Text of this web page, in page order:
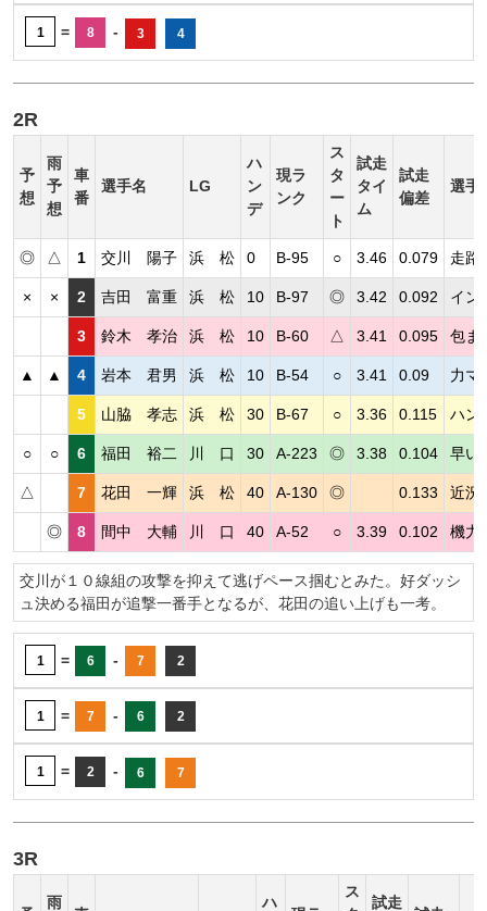
1 = 8 - 3 4
2R
予
想
雨
予
想
車
番
選手名 LG
ハ
ン
デ
現ラ
ンク
ス
タ
ー
ト
試走
タイ
ム
試走
偏差
選手
◎ △ 1 交川 陽子 浜 松 0 B-95 ○ 3.46 0.079 走路
× × 2 吉田 富重 浜 松 10 B-97 ◎ 3.42 0.092 イン
3 鈴木 孝治 浜 松 10 B-60 △ 3.41 0.095 包ま
▲ ▲ 4 岩本 君男 浜 松 10 B-54 ○ 3.41 0.09 力マ
5 山脇 孝志 浜 松 30 B-67 ○ 3.36 0.115 ハン
○ ○ 6 福田 裕二 川 口 30 A-223 ◎ 3.38 0.104 早い
△ 7 花田 一輝 浜 松 40 A-130 ◎ 0.133 近況
◎ 8 間中 大輔 川 口 40 A-52 ○ 3.39 0.102 機力
交川が１０線組の攻撃を抑えて逃げペース掴むとみた。好ダッシ
ュ決める福田が追撃一番手となるが、花田の追い上げも一考。
1 = 6 - 7 2
1 = 7 - 6 2
1 = 2 - 6 7
3R
雨
ハ
ス
試走